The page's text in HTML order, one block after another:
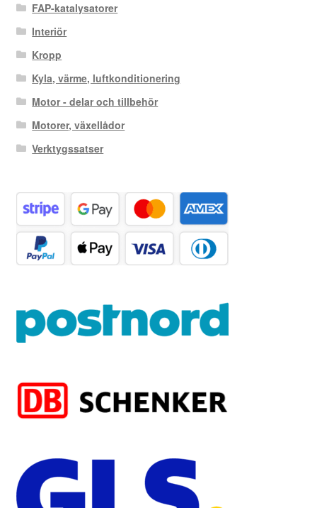
FAP-katalysatorer
Interiör
Kropp
Kyla, värme, luftkonditionering
Motor - delar och tillbehör
Motorer, växellådor
Verktygssatser